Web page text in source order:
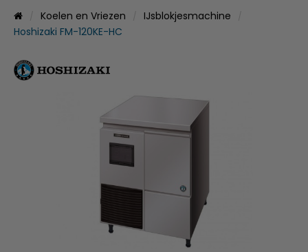
Koelen en Vriezen
IJsblokjesmachine
Hoshizaki FM-120KE-HC